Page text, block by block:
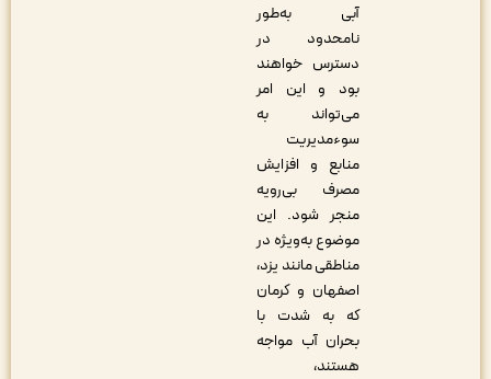
آبی به‌طور
نامحدود در
دسترس خواهند
بود و این امر
می‌تواند به
سوءمدیریت
منابع و افزایش
مصرف بی‌رویه
منجر شود. این
موضوع به‌ویژه در
مناطقی مانند یزد،
اصفهان و کرمان
که به شدت با
بحران آب مواجه